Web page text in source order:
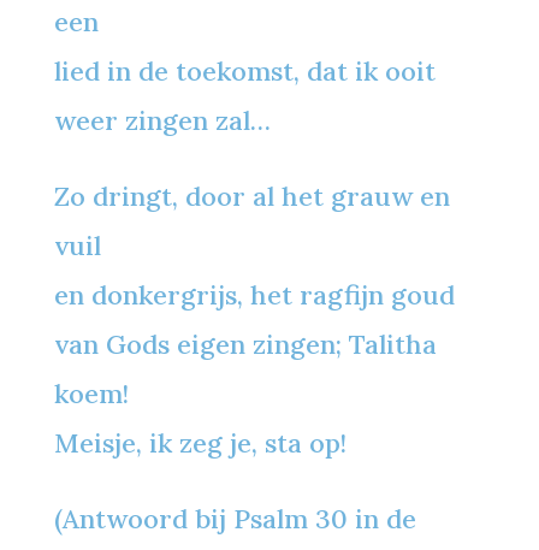
een
lied in de toekomst, dat ik ooit
weer zingen zal…
Zo dringt, door al het grauw en
vuil
en donkergrijs, het ragfijn goud
van Gods eigen zingen; Talitha
koem!
Meisje, ik zeg je, sta op!
(Antwoord bij Psalm 30 in de